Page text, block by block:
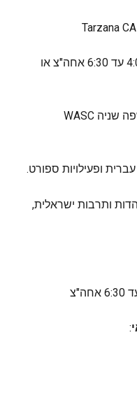
ימים ושעות: ימים ב, ו- ד' בשעות 4:00 עד 6:30 אחה"צ או
10 נקודות קרדיט בשנה לשפה שניה WASC
ופעילויות ספורט.
ותרבות ישראלית,
: